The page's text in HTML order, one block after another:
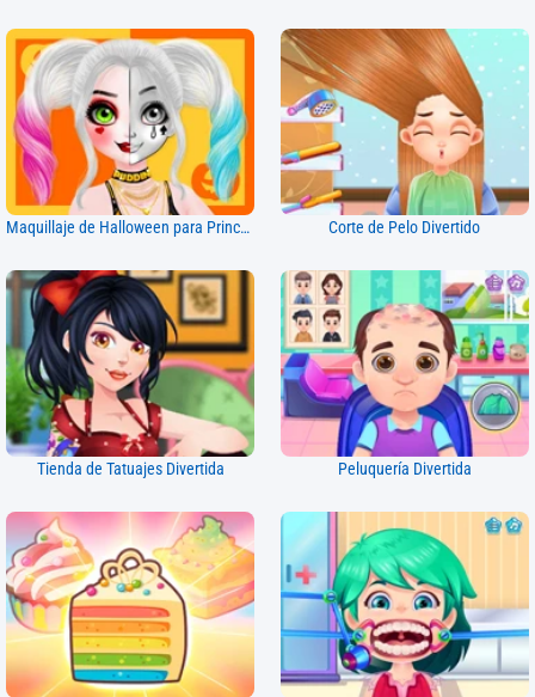
Maquillaje de Halloween para Princesas Corte de Pelo Divertido
Tienda de Tatuajes Divertida Peluquería Divertida